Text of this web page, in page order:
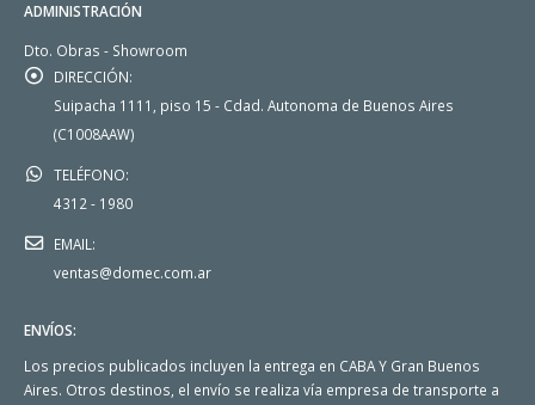
ADMINISTRACIÓN
Dto. Obras - Showroom
DIRECCIÓN:
Suipacha 1111, piso 15 - Cdad. Autonoma de Buenos Aires
(C1008AAW)
TELÉFONO:
4312 - 1980
EMAIL:
ventas@domec.com.ar
ENVÍOS:
Los precios publicados incluyen la entrega en CABA Y Gran Buenos
Aires. Otros destinos, el envío se realiza vía empresa de transporte a